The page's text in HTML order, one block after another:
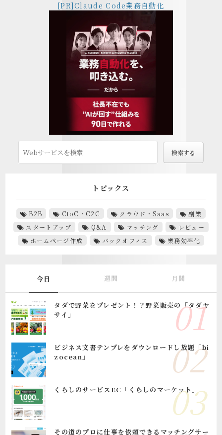
[PR]Claude Code業務自動化
トピックス
B2B CtoC・C2C クラウド・Saas
副業
スタートアップ
Q&A マッチング
レビュー
ホームページ作成
バックオフィス 業務効率化
今日 週間 月間
タダで野菜をプレゼント！？野菜販売の「タダヤ
サイ」
ビジネス文書テンプレをダウンロードし放題「bi
zocean」
くらしのサービスEC「くらしのマーケット」
その道のプロに仕事を依頼できるマッチングサー